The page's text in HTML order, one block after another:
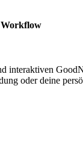
Workflow
interaktiven
oder deine